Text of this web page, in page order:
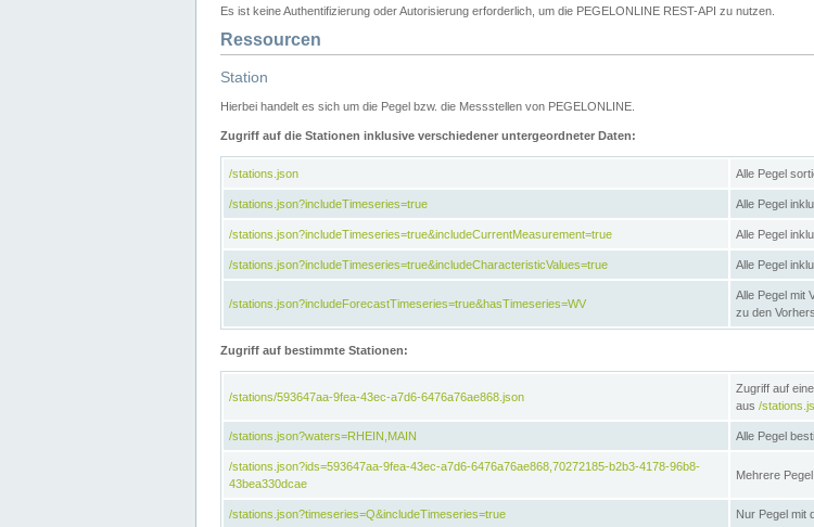
Es ist keine Authentifizierung oder Autorisierung erforderlich, um die PEGELONLINE REST-API zu nutzen.
Ressourcen
Station
Hierbei handelt es sich um die Pegel bzw. die Messstellen von PEGELONLINE.
Zugriff auf die Stationen inklusive verschiedener untergeordneter Daten:
/stations.json Alle Pegel
/stations.json?includeTimeseries=true Alle Pegel
/stations.json?includeTimeseries=true&includeCurrentMeasurement=true Alle Pegel
/stations.json?includeTimeseries=true&includeCharacteristicValues=true Alle Pegel
/stations.json?includeForecastTimeseries=true&hasTimeseries=WV
Alle Pegel mit
zu den
Zugriff auf bestimmte Stationen:
/stations/593647aa-9fea-43ec-a7d6-6476a76ae868.json
Zugriff auf
aus /
/stations.json?waters=RHEIN,MAIN Alle Pegel
/stations.json?ids=593647aa-9fea-43ec-a7d6-6476a76ae868,70272185-b2b3-4178-96b8-
43bea330dcae
Mehrere
/stations.json?timeseries=Q&includeTimeseries=true Nur Pegel mit